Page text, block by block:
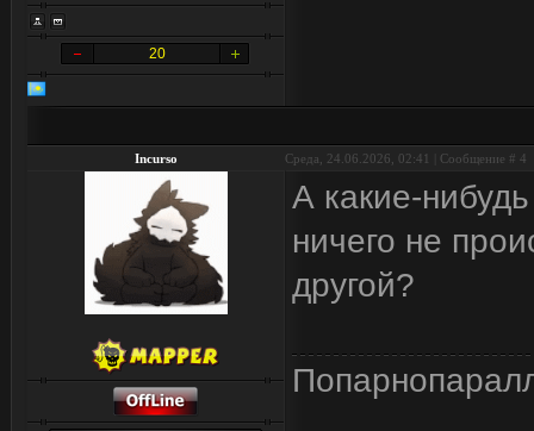
20
Incurso Среда, 24.06.2026, 02:41 | Сообщение # 4
А какие-
ничего не
другой?